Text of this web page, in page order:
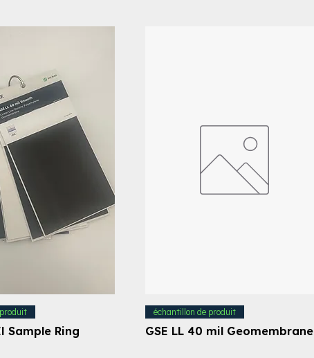
Sample Ring
échantillon de produit
GSE LL 40 mil Geomembrane